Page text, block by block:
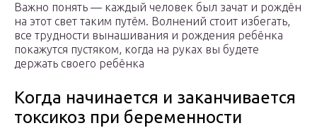
Важно понять — каждый человек был зачат и рождён
на этот свет таким путём. Волнений стоит избегать,
все трудности вынашивания и рождения ребёнка
покажутся пустяком, когда на руках вы будете
держать своего ребёнка
Когда начинается и заканчивается
токсикоз при беременности